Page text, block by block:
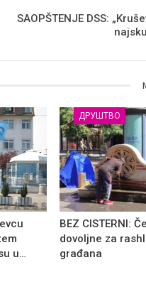
SAOPŠTENJE DSS:
u…
ДРУШТВО
BEZ CISTERNI:
dovoljne za
građana